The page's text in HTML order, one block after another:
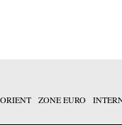
ZONE EURO